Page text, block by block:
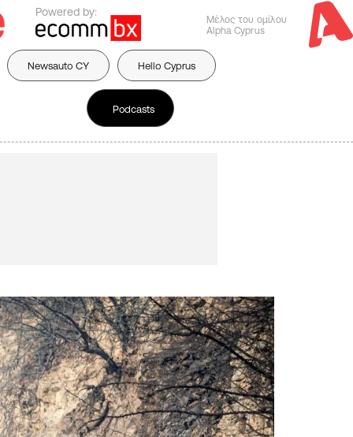
Powered by:
Μέλος του ομίλου
Alpha Cyprus
Newsauto CY Hello Cyprus
Podcasts